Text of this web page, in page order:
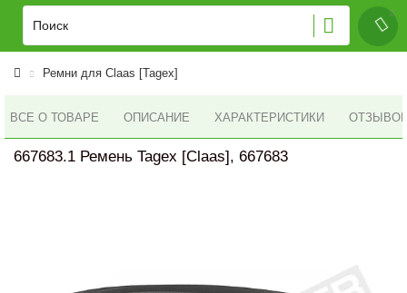
Ремни для Claas [Tagex]
ВСЕ О ТОВАРЕ ОПИСАНИЕ ХАРАКТЕРИСТИКИ ОТЗЫВОВ
667683.1 Ремень Tagex [Claas], 667683